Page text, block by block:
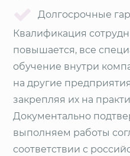
Долгосрочные
Квалификация
повышается, все
обучение внутри
на другие
закрепляя их на
Документально
выполняем работы
соответствии с